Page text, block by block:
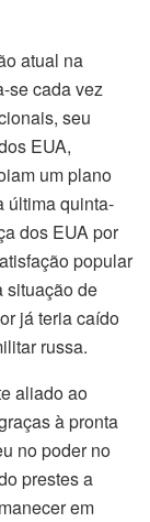
atual na
se cada vez
seu
EUA,
um plano
última quinta-
dos EUA por
popular
situação de
já teria caído
russa.
aliado ao
à pronta
no poder no
prestes a
em